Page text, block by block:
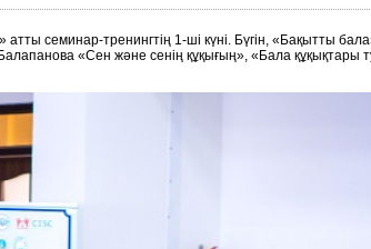
атты семинар-тренингтің 1-ші күні. Бүгін,
Балапанова «Сен және сенің құқығың», «Бала